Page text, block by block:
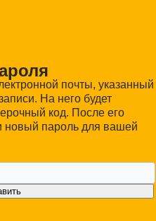
почты, указанный
На него будет
код. После его
новый пароль для вашей